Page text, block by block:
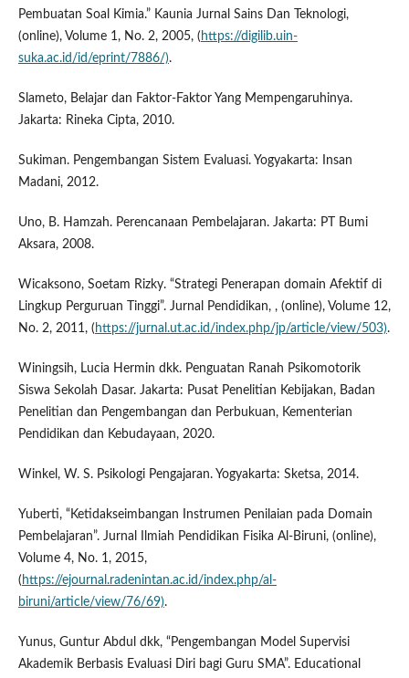
Pembuatan Soal Kimia.” Kaunia Jurnal Sains Dan Teknologi,
(online), Volume 1, No. 2, 2005, ( https://digilib.uin-
suka.ac.id/id/eprint/7886/).
Slameto, Belajar dan Faktor-Faktor Yang Mempengaruhinya.
Jakarta: Rineka Cipta, 2010.
Sukiman. Pengembangan Sistem Evaluasi. Yogyakarta: Insan
Madani, 2012.
Uno, B. Hamzah. Perencanaan Pembelajaran. Jakarta: PT Bumi
Aksara, 2008.
Wicaksono, Soetam Rizky. “Strategi Penerapan domain Afektif di
Lingkup Perguruan Tinggi”. Jurnal Pendidikan, , (online), Volume 12,
No. 2, 2011, ( https://jurnal.ut.ac.id/index.php/jp/article/view/503).
Winingsih, Lucia Hermin dkk. Penguatan Ranah Psikomotorik
Siswa Sekolah Dasar. Jakarta: Pusat Penelitian Kebijakan, Badan
Penelitian dan Pengembangan dan Perbukuan, Kementerian
Pendidikan dan Kebudayaan, 2020.
Winkel, W. S. Psikologi Pengajaran. Yogyakarta: Sketsa, 2014.
Yuberti, “Ketidakseimbangan Instrumen Penilaian pada Domain
Pembelajaran”. Jurnal Ilmiah Pendidikan Fisika Al-Biruni, (online),
Volume 4, No. 1, 2015,
( https://ejournal.radenintan.ac.id/index.php/al-
biruni/article/view/76/69).
Yunus, Guntur Abdul dkk, “Pengembangan Model Supervisi
Akademik Berbasis Evaluasi Diri bagi Guru SMA”. Educational